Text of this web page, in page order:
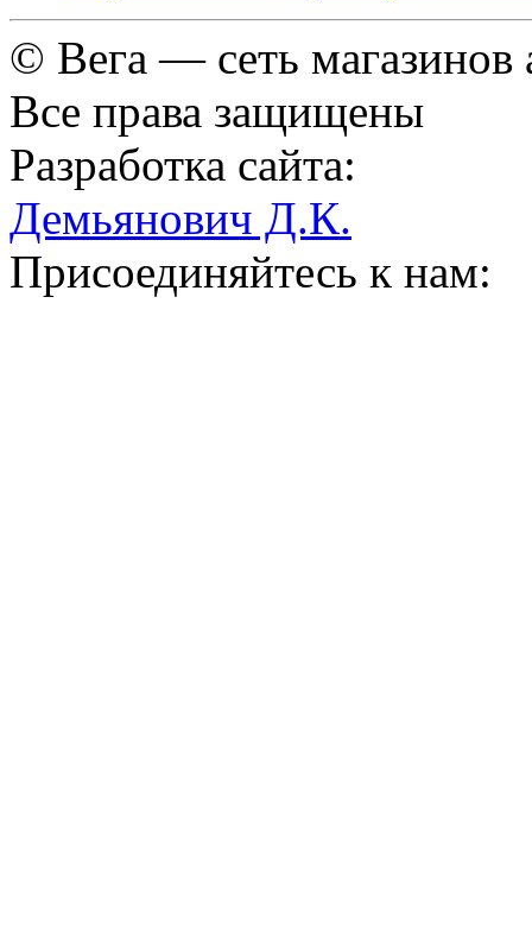
© Вега — сеть магазинов
Все права защищены
Разработка сайта:
Демьянович Д.К.
Присоединяйтесь к нам: